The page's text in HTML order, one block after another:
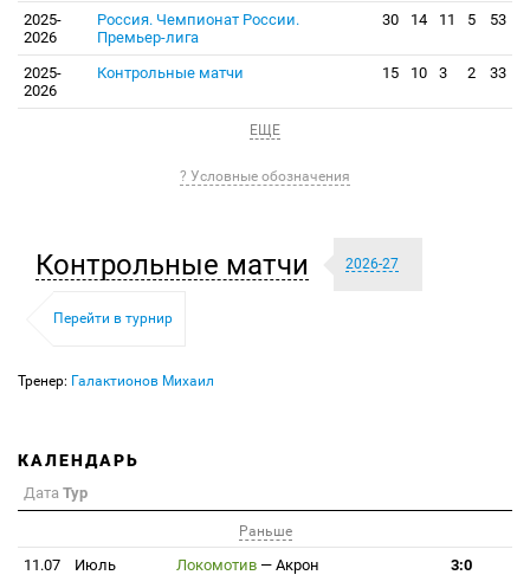
2025-
2026
Россия. Чемпионат России.
Премьер-лига
30 14 11 5 53
2025-
2026
Контрольные матчи 15 10 3 2 33
ЕЩЕ
? Условные обозначения
Контрольные матчи 2026-27
Перейти в турнир
Тренер: Галактионов Михаил
КАЛЕНДАРЬ
Дата Тур
Раньше
11.07 Июль Локомотив — Акрон
3:0